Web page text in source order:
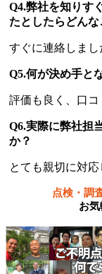
Q4.弊社を知りす
たとしたらどん
すぐに連絡しまし
Q5.何が決め手と
評価も良く、口コ
Q6.実際に弊社担
か？
とても親切に対応
点検・調
お気